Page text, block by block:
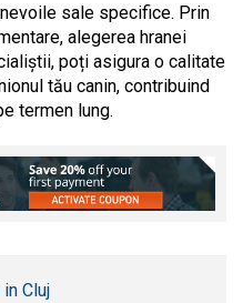
sale specifice. Prin
alegerea hranei
poți asigura o calitate
tău canin, contribuind
termen lung.
Cluj